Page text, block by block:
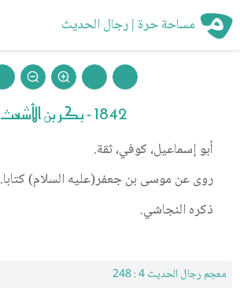
مساحة حرة | رجال الحديث
1842 - بكر بن الأشعث
أبو إسماعيل، كوفي، ثقة.
روى عن موسى بن جعفر(عليه السلام) كتابا.
ذكره النجاشي.
معجم رجال الحديث 4 : 248